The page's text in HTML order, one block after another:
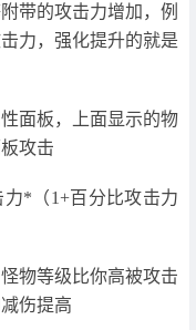
带的攻击力增加，例
力，强化提升的就是
面板，上面显示的物
攻击
*（1+百分比攻击力
物等级比你高被攻击
伤提高